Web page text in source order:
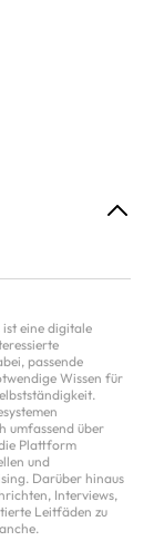
ist eine digitale
passende
Wissen für
umfassend über
Plattform
und
Darüber hinaus
Interviews,
Leitfäden zu